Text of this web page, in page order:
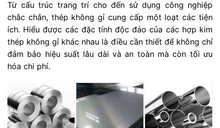
Từ cấu trúc trang trí cho đến sử dụng công nghiệp
chắc chắn, thép không gỉ cung cấp một loạt các tiện
ích. Hiểu được các đặc tính độc đáo của các hợp kim
thép không gỉ khác nhau là điều cần thiết để không chỉ
đảm bảo hiệu suất lâu dài và an toàn mà còn tối ưu
hóa chi phí.